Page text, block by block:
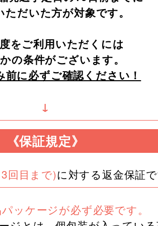
ただいた方が対象です。
をご利用いただくには
の条件がございます。
前に必ずご確認ください！
↓
《保証規定》
回目まで)に対する返金保証で
ッケージが必ず必要です。